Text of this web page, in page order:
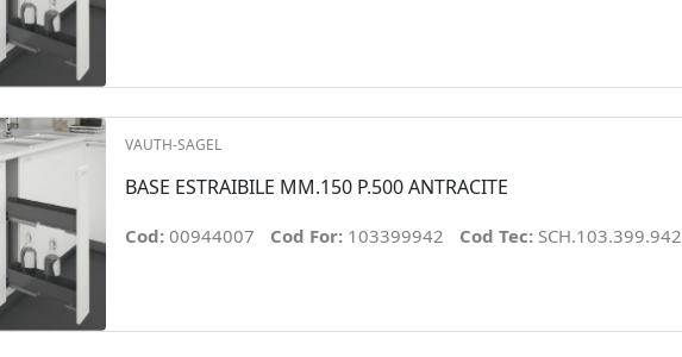
VAUTH-SAGEL
BASE ESTRAIBILE MM.150 P.500 ANTRACITE
Cod: 00944007 Cod For: 103399942 Cod Tec: SCH.103.399.942